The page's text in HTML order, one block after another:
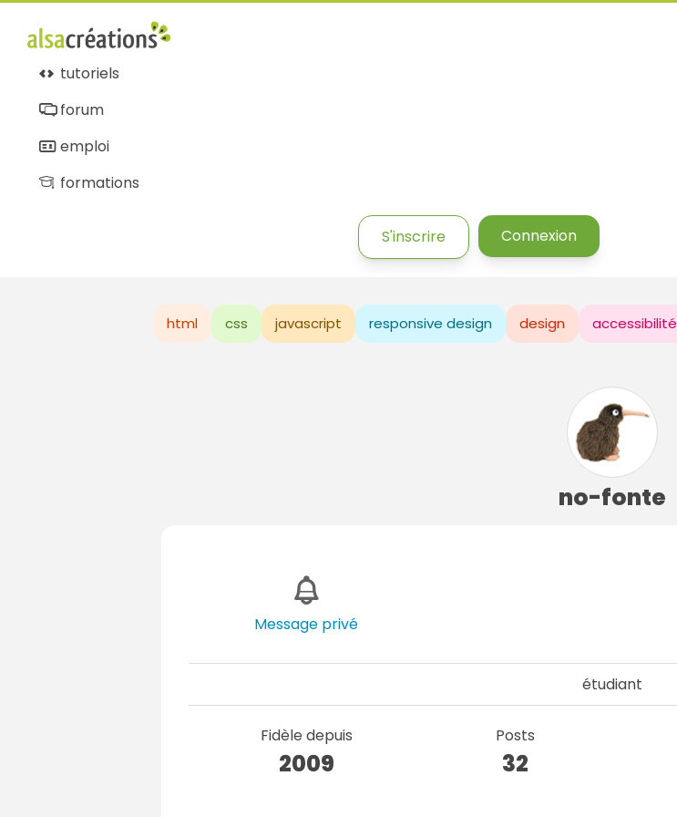
tutoriels
forum
emploi
formations
S'inscrire Connexion
html css javascript responsive design design accessibilité
no-fonte
Message privé
étudiant
Fidèle depuis
2009
Posts
32